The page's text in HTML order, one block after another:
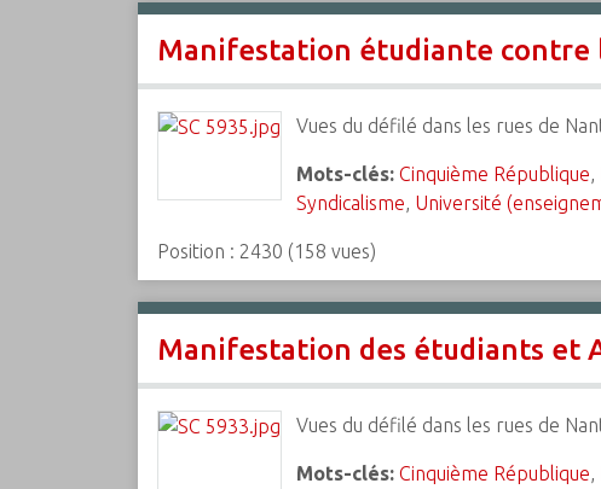
Manifestation étudiante contre
Vues du défilé dans les rues de
Mots-clés: Cinquième République,
Syndicalisme, Université
Position : 2430 (158 vues)
Manifestation des étudiants et
Vues du défilé dans les rues de
Mots-clés: Cinquième République,